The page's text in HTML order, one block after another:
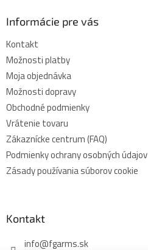
Informácie pre vás
Kontakt
Možnosti platby
Moja objednávka
Možnosti dopravy
Obchodné podmienky
Vrátenie tovaru
Zákaznícke centrum (FAQ)
Podmienky ochrany osobných údajov
Zásady používania súborov cookie
Kontakt
info@fgarms.sk